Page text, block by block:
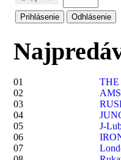
01
02
03
04
05
J-
06
07